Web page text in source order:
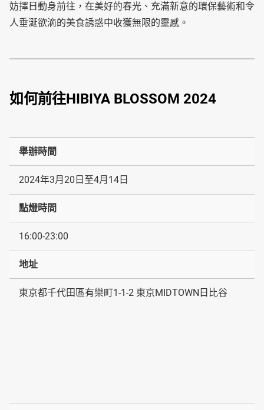
妨擇日動身前往，在美好的春光、充滿新意的環保藝術和令
人垂涎欲滴的美食誘惑中收獲無限的靈感。
如何前往HIBIYA BLOSSOM 2024
舉辦時間
2024年3月20日至4月14日
點燈時間
16:00-23:00
地址
東京都千代田區有樂町1-1-2 東京MIDTOWN日比谷